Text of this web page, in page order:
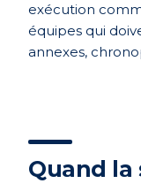
exécution
équipes qui
annexes,
Quand la